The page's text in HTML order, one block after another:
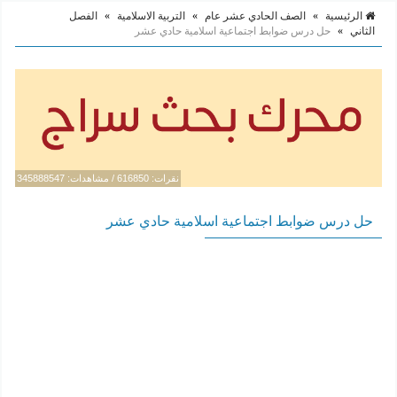
الرئيسية » الصف الحادي عشر عام » التربية الاسلامية »
الفصل
الثاني » حل درس ضوابط اجتماعية اسلامية حادي عشر
نقرات: 616850 / مشاهدات: 345888547
حل درس ضوابط اجتماعية اسلامية حادي عشر